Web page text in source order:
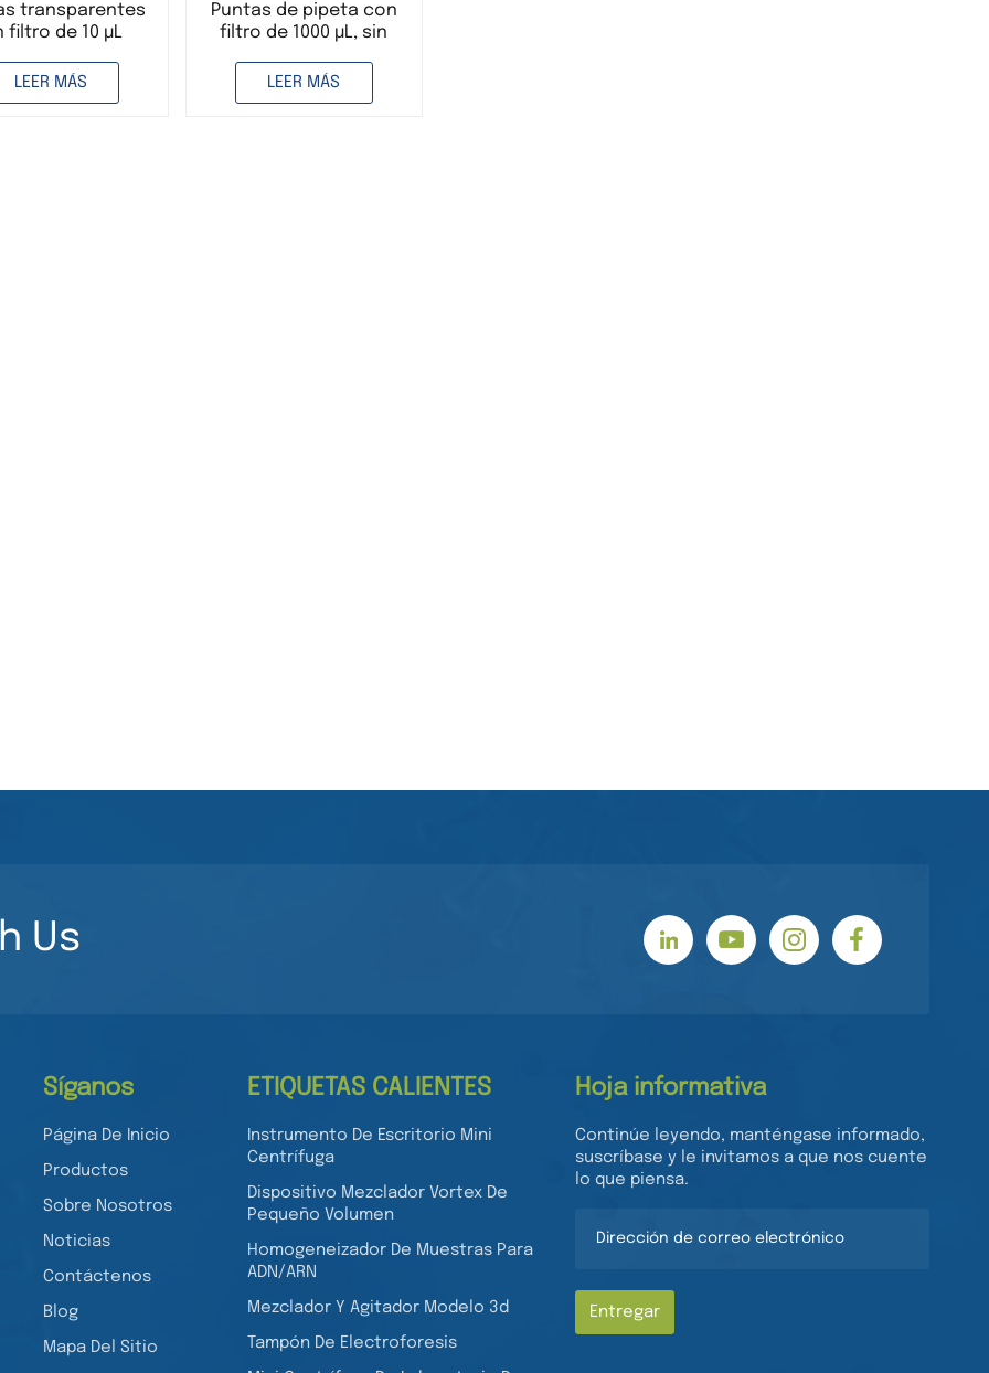
transparentes
filtro de 10 µL
LEER MÁS
Puntas de pipeta con
filtro de 1000 µL, sin
para uso en laboratorio
LEER MÁS
Us
Síganos
Página De Inicio
Productos
Sobre Nosotros
Noticias
Contáctenos
Blog
Mapa Del Sitio
ETIQUETAS CALIENTES
Instrumento De Escritorio Mini
Centrífuga
Dispositivo Mezclador Vortex De
Pequeño Volumen
Homogeneizador De Muestras Para
ADN/ARN
Mezclador Y Agitador Modelo 3d
Tampón De Electroforesis
Hoja informativa
Continúe leyendo, manténgase informado,
suscríbase y le invitamos a que nos cuente
lo que piensa.
Entregar